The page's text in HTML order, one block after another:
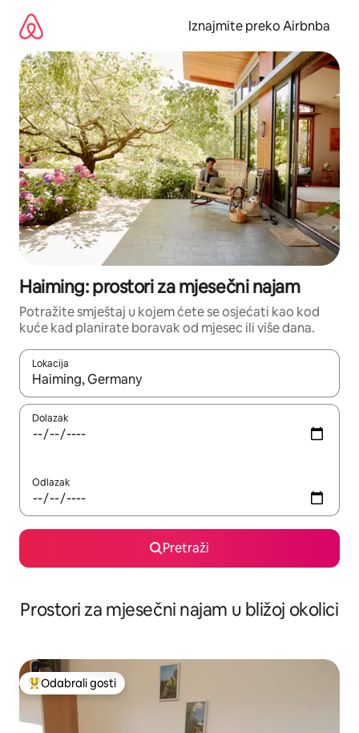
sadržaj
Iznajmite preko Airbnba
Haiming: prostori za mjesečni najam
Potražite smještaj u kojem ćete se osjećati kao kod
kuće kad planirate boravak od mjesec ili više dana.
Lokacija
Kada budu dostupni rezultati, moći ćete ih pregledati
Dolazak
Odlazak
Pretraži
Prostori za mjesečni najam u bližoj okolici
Među najviše rangiranima s oznakom „Odabrali gosti”
Odabrali gosti